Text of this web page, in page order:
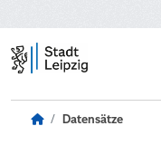
Datensätze